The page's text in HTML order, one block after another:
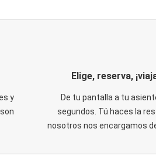
y
Elige, reserva,
De tu pantalla a tu
segundos. Tú haces la
nosotros nos encargamos